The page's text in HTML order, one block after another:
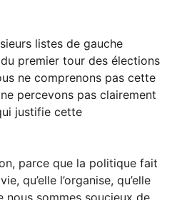
listes de gauche
premier tour des élections
ne comprenons pas cette
percevons pas clairement
justifie cette
parce que la politique fait
qu’elle l’organise, qu’elle
nous sommes soucieux de